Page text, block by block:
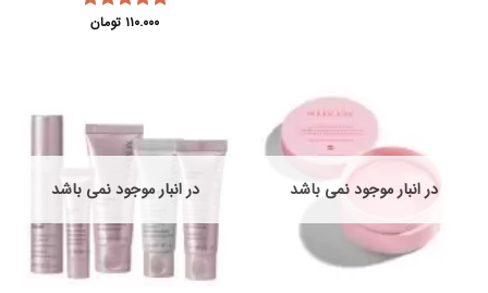
نمره5.00۱۱۰.۰۰۰ تومان
در انبار موجود نمی باشد در انبار موجود نمی باشد